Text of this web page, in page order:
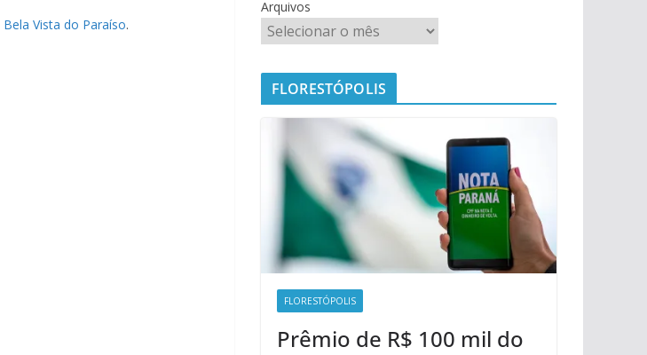
Bela Vista do Paraíso.
Arquivos
FLORESTÓPOLIS
FLORESTÓPOLIS
Prêmio de R$ 100 mil do